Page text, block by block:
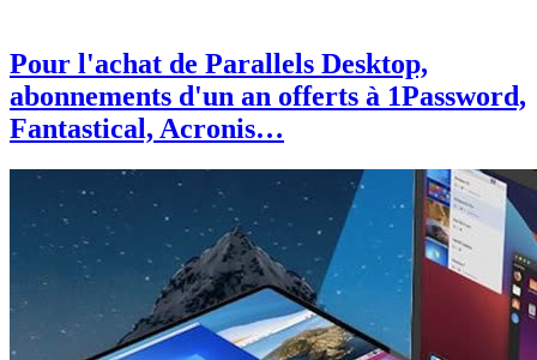
Pour l'achat de Parallels Desktop,
abonnements d'un an offerts à 1Password,
Fantastical, Acronis…